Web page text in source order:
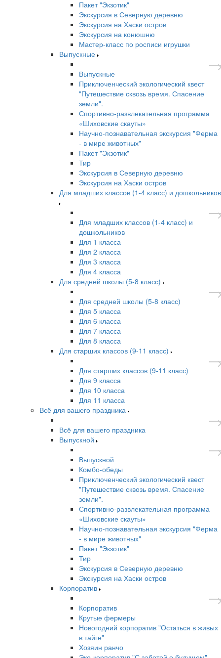
Пакет "Экзотик"
Экскурсия в Северную деревню
Экскурсия на Хаски остров
Экскурсия на конюшню
Мастер-класс по росписи игрушки
Выпускные
Выпускные
Приключенческий экологический квест
"Путешествие сквозь время. Спасение
земли".
Спортивно-развлекательная программа
«Шиховские скауты»
Научно-познавательная экскурсия "Ферма
- в мире животных"
Пакет "Экзотик"
Тир
Экскурсия в Северную деревню
Экскурсия на Хаски остров
Для младших классов (1-4 класс) и дошкольников
Для младших классов (1-4 класс) и
дошкольников
Для 1 класса
Для 2 класса
Для 3 класса
Для 4 класса
Для средней школы (5-8 класс)
Для средней школы (5-8 класс)
Для 5 класса
Для 6 класса
Для 7 класса
Для 8 класса
Для старших классов (9-11 класс)
Для старших классов (9-11 класс)
Для 9 класса
Для 10 класса
Для 11 класса
Всё для вашего праздника
Всё для вашего праздника
Выпускной
Выпускной
Комбо-обеды
Приключенческий экологический квест
"Путешествие сквозь время. Спасение
земли".
Спортивно-развлекательная программа
«Шиховские скауты»
Научно-познавательная экскурсия "Ферма
- в мире животных"
Пакет "Экзотик"
Тир
Экскурсия в Северную деревню
Экскурсия на Хаски остров
Корпоратив
Корпоратив
Крутые фермеры
Новогодний корпоратив "Остаться в живых
в тайге"
Хозяин ранчо